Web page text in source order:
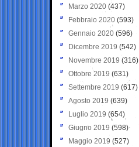
Marzo 2020 (437)
Febbraio 2020 (593)
Gennaio 2020 (596)
Dicembre 2019 (542)
Novembre 2019 (316)
Ottobre 2019 (631)
Settembre 2019 (617)
Agosto 2019 (639)
Luglio 2019 (654)
Giugno 2019 (598)
Maggio 2019 (527)